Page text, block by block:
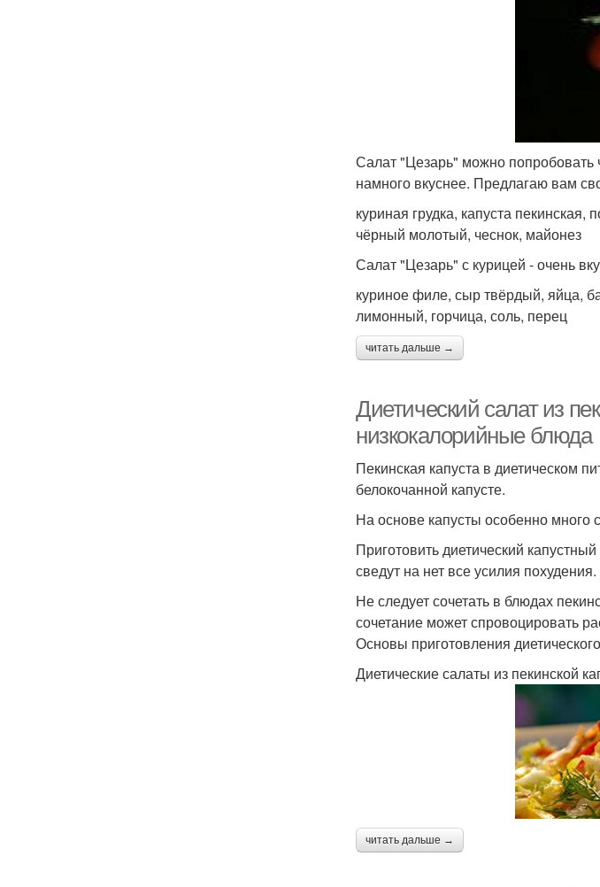
Салат "Цезарь" можно попробовать
намного вкуснее. Предлагаю вам
куриная грудка, капуста
чёрный молотый, чеснок, майонез
Салат "Цезарь" с курицей - очень
куриное филе, сыр твёрдый, яйца,
лимонный, горчица, соль, перец
читать дальше →
Диетический салат из
низкокалорийные блюда
Пекинская капуста в диетическом
белокочанной капусте.
На основе капусты особенно много
Приготовить диетический
сведут на нет все усилия похудения.
Не следует сочетать в блюдах
сочетание может спровоцировать
Основы приготовления
Диетические салаты из пекинской
читать дальше →